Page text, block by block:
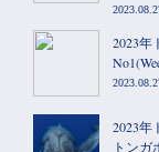
2023年
2023
トンガ